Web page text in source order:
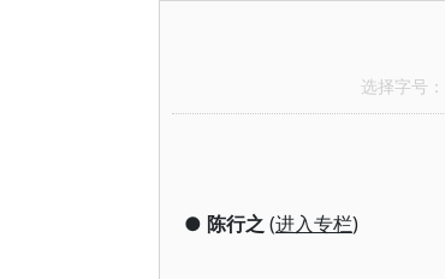
选择字号：
● 陈行之 (进入专栏)